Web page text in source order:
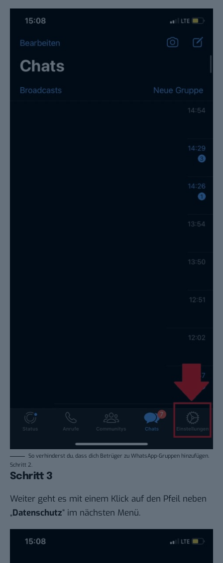
So verhinderst du, dass dich Betrüger zu WhatsApp-Gruppen hinzufügen.
Schritt 2.
Schritt 3
Weiter geht es mit einem Klick auf den Pfeil neben
„Datenschutz“ im nächsten Menü.